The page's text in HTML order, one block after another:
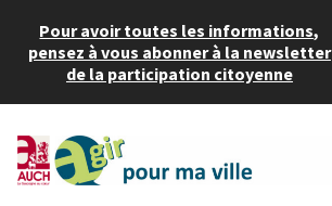
Pour avoir toutes les informations,
pensez à vous abonner à la newsletter
de la participation citoyenne